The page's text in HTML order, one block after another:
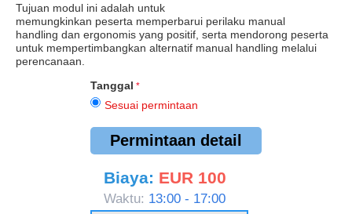
Tujuan modul ini adalah untuk
memungkinkan peserta memperbarui perilaku manual
handling dan ergonomis yang positif, serta mendorong peserta
untuk mempertimbangkan alternatif manual handling melalui
perencanaan.
Tanggal
Sesuai permintaan
Permintaan detail
Biaya: EUR 100
Waktu: 13:00 - 17:00